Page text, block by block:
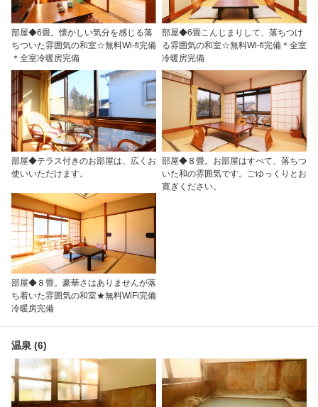
部屋◆6畳。懐かしい気分を感じる落
ちついた雰囲気の和室☆無料Wi-fi完備
＊全室冷暖房完備
部屋◆6畳こんじまりして、落ちつけ
る雰囲気の和室☆無料Wi-fi完備＊全室
冷暖房完備
部屋◆テラス付きのお部屋は、広くお
使いいただけます。
部屋◆８畳。お部屋はすべて、落ちつ
いた和の雰囲気です。ごゆっくりとお
寛ぎください。
部屋◆８畳。豪華さはありませんが落
ち着いた雰囲気の和室★無料WiFi完備
冷暖房完備
温泉 (6)